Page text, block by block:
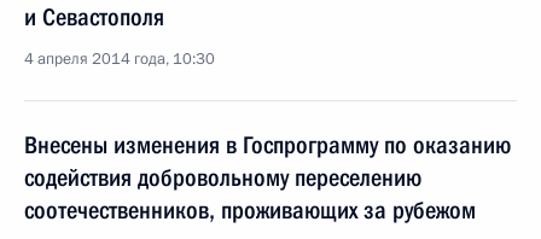
и Севастополя
4 апреля 2014 года, 10:30
Внесены изменения в Госпрограмму по оказанию
содействия добровольному переселению
соотечественников, проживающих за рубежом